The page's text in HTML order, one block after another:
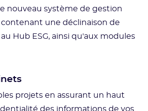
nouveau système de gestion
une déclinaison de
Hub ESG, ainsi qu'aux modules
projets en assurant un haut
des informations de vos